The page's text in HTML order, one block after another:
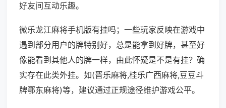
好友间互动乐趣。
微乐龙江麻将手机版有挂吗；一些玩家反映在游戏中
遇到部分用户的牌特别好，总是能拿到好牌，甚至好
像能看到其他人的牌一样，由此怀疑是不是有挂？确
实存在此类外挂。如(晋乐麻将,桂乐广西麻将,豆豆斗
牌鄂东麻将)等，建议通过正规途径维护游戏公平。